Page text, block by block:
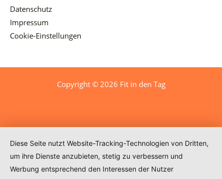
Datenschutz
Impressum
Cookie-Einstellungen
Copyright © 2026 Fit in den Tag
Diese Seite nutzt Website-Tracking-Technologien von Dritten,
um ihre Dienste anzubieten, stetig zu verbessern und
Werbung entsprechend den Interessen der Nutzer